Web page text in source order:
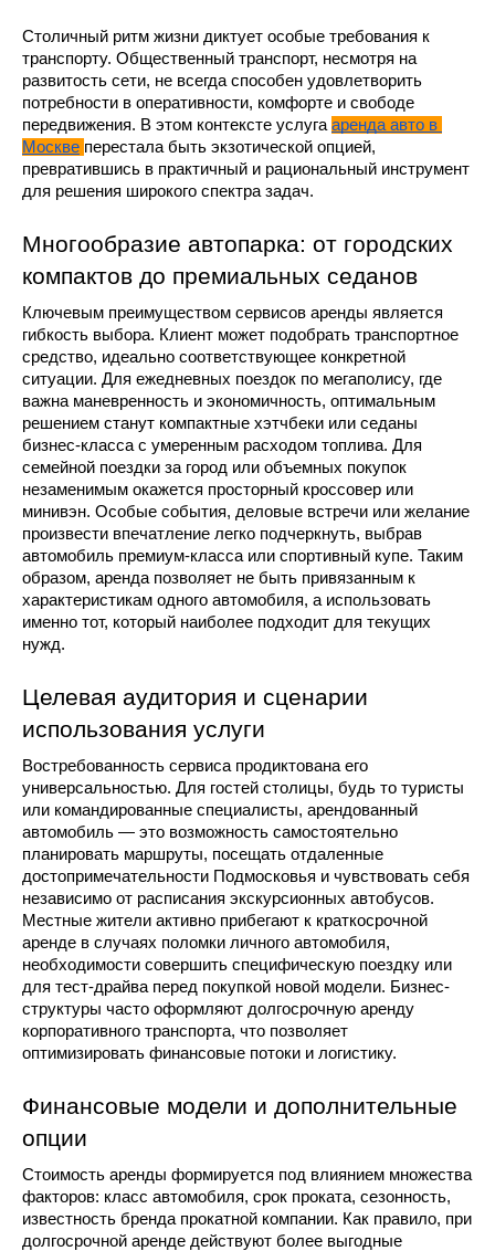
Столичный ритм жизни диктует особые требования к
транспорту. Общественный транспорт, несмотря на
развитость сети, не всегда способен удовлетворить
потребности в оперативности, комфорте и свободе
передвижения. В этом контексте услуга аренда авто в
Москве перестала быть экзотической опцией,
превратившись в практичный и рациональный инструмент
для решения широкого спектра задач.
Многообразие автопарка: от городских
компактов до премиальных седанов
Ключевым преимуществом сервисов аренды является
гибкость выбора. Клиент может подобрать транспортное
средство, идеально соответствующее конкретной
ситуации. Для ежедневных поездок по мегаполису, где
важна маневренность и экономичность, оптимальным
решением станут компактные хэтчбеки или седаны
бизнес-класса с умеренным расходом топлива. Для
семейной поездки за город или объемных покупок
незаменимым окажется просторный кроссовер или
минивэн. Особые события, деловые встречи или желание
произвести впечатление легко подчеркнуть, выбрав
автомобиль премиум-класса или спортивный купе. Таким
образом, аренда позволяет не быть привязанным к
характеристикам одного автомобиля, а использовать
именно тот, который наиболее подходит для текущих
нужд.
Целевая аудитория и сценарии
использования услуги
Востребованность сервиса продиктована его
универсальностью. Для гостей столицы, будь то туристы
или командированные специалисты, арендованный
автомобиль — это возможность самостоятельно
планировать маршруты, посещать отдаленные
достопримечательности Подмосковья и чувствовать себя
независимо от расписания экскурсионных автобусов.
Местные жители активно прибегают к краткосрочной
аренде в случаях поломки личного автомобиля,
необходимости совершить специфическую поездку или
для тест-драйва перед покупкой новой модели. Бизнес-
структуры часто оформляют долгосрочную аренду
корпоративного транспорта, что позволяет
оптимизировать финансовые потоки и логистику.
Финансовые модели и дополнительные
опции
Стоимость аренды формируется под влиянием множества
факторов: класс автомобиля, срок проката, сезонность,
известность бренда прокатной компании. Как правило, при
долгосрочной аренде действуют более выгодные